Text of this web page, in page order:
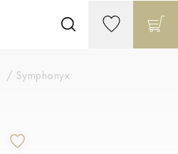
Symphonyx